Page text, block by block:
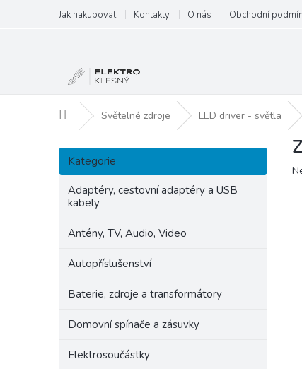
obsah
Jak nakupovat Kontakty O nás Obchodní
Domů Světelné zdroje LED driver - světla
P
s
Přeskočit
kategorie
Kategorie
Adaptéry, cestovní adaptéry a USB
kabely
Antény, TV, Audio, Video
Autopříslušenství
Baterie, zdroje a transformátory
Domovní spínače a zásuvky
Elektrosoučástky